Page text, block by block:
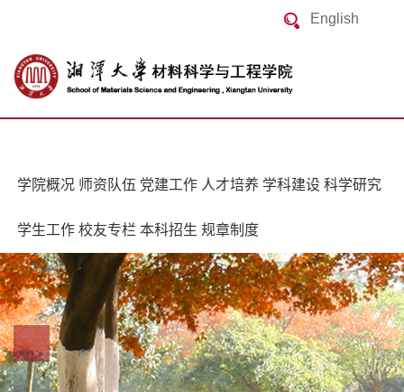
English
学院概况 师资队伍 党建工作 人才培养 学科建设 科学研究
学生工作 校友专栏 本科招生 规章制度